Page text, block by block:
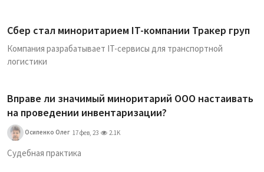
Сбер стал миноритарием IT-компании Тракер груп
Компания разрабатывает IT-сервисы для транспортной
логистики
Вправе ли значимый миноритарий ООО настаивать
на проведении инвентаризации?
Осипенко Олег 17 фев, 23 2.1K
Судебная практика